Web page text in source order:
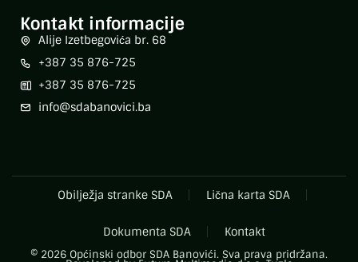
Kontakt informacije
Alije Izetbegovića br. 68
+387 35 876-725
+387 35 876-725
info@sdabanovici.ba
Obilježja stranke SDA Lična karta SDA
Dokumenta SDA Kontakt
© 2026 Općinski odbor SDA Banovići. Sva prava pridržana.